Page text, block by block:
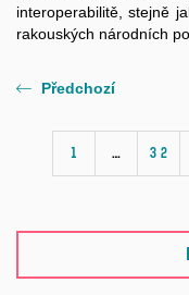
interoperabilitě, stejně
rakouských národních
Předchozí
1 … 32